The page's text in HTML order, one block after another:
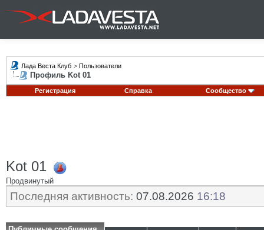
Лада Веста Клуб > Пользователи
Профиль Kot 01
Регистрация Справка Сообщество
Kot 01
Продвинутый
Последняя активность: 07.08.2026 16:18